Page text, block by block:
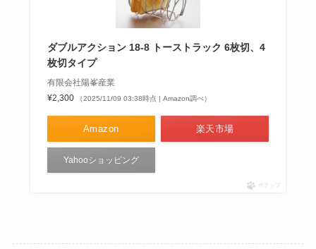
ダブルアクション 18-8 トーストラック 6枚切、4
枚切タイプ
有限会社陽峯産業
¥2,300
（2025/11/09 03:38時点 | Amazon調べ）
Amazon 楽天市場
Yahooショッピング
ポチップ